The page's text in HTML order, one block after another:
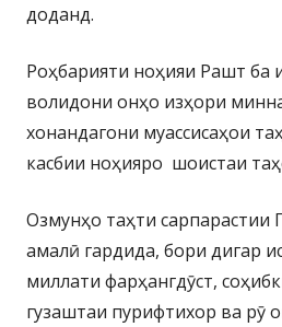
доданд.
Роҳбарияти ноҳияи Рашт
волидони онҳо изҳори
хонандагони муассисаҳои
касбии ноҳияро шоистаи
Озмунҳо таҳти
амалӣ гардида, бори дигар
миллати фарҳангдӯст,
гузаштаи пурифтихор ва рӯ